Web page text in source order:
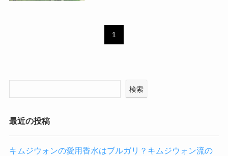
1
検索
最近の投稿
キムジウォンの愛用香水はブルガリ？キムジウォン流の